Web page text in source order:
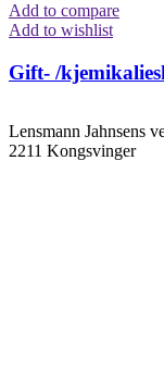
Add to compare
Add to wishlist
Gift- /
Lensmann Jahnsens
2211 Kongsvinger